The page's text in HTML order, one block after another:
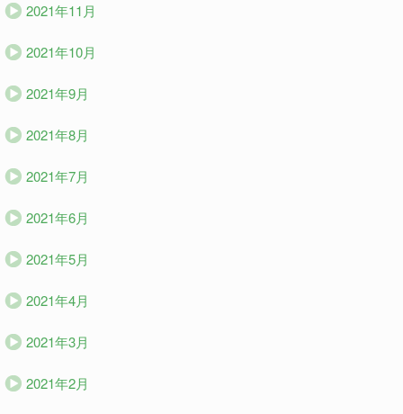
2021年11月
2021年10月
2021年9月
2021年8月
2021年7月
2021年6月
2021年5月
2021年4月
2021年3月
2021年2月